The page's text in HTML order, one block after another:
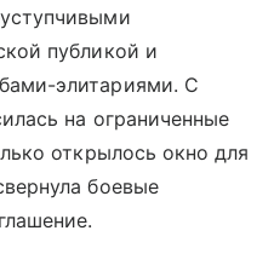
публикой и
элитариями. С
на ограниченные
открылось окно для
боевые